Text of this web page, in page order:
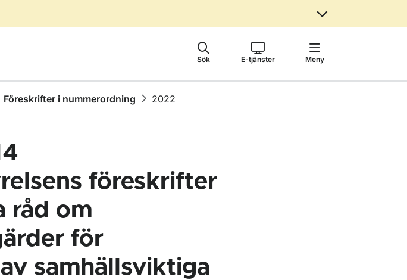
Sök E-tjänster Meny
Föreskrifter i nummerordning 2022
föreskrifter
råd om
för
samhällsviktiga